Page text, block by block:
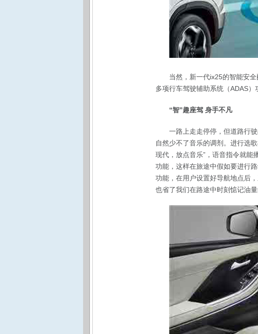
当然，新一代ix25的智能安
多项行车驾驶辅助系统（ADAS）
“智”趣座驾 身手不凡
一路上走走停停，但道路行
自然少不了音乐的调剂。进行选
现代，放点音乐”，语音指令就能
功能，这样在旅途中假如要进行
功能，在用户设置好导航地点后
也省了我们在路途中时刻惦记油量